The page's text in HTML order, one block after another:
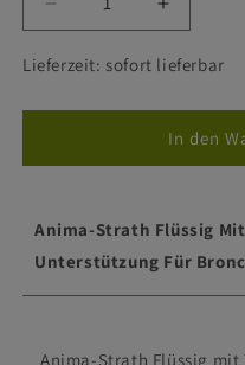
Verringere
die
Menge
Anima-
Thymian
Hund/Katze/Nager
Erhöhe
die
Menge
Anima-
Strath
Thymian
Hund/
Lieferzeit: sofort lieferbar
In den
Anima-Strath Flüssig
Unterstützung Für
Anima-Strath Flüssig